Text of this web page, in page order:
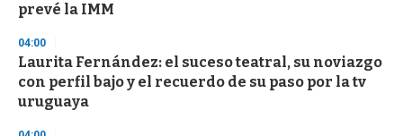
prevé la IMM
04:00
Laurita Fernández: el suceso teatral, su noviazgo
con perfil bajo y el recuerdo de su paso por la tv
uruguaya